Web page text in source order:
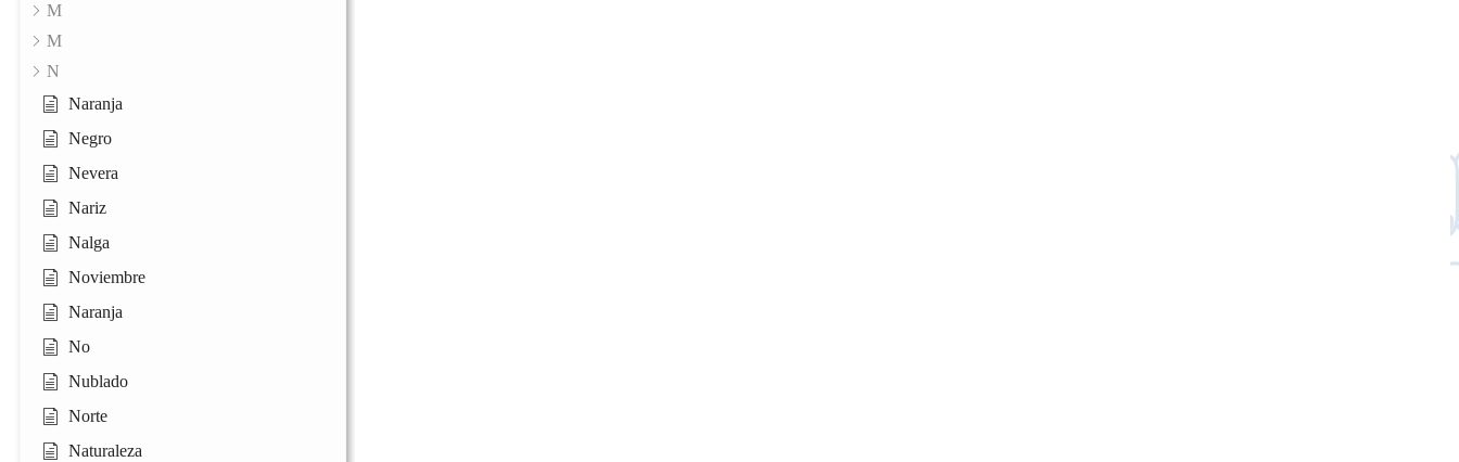
M
M
N
Naranja
Negro
Nevera
Nariz
Nalga
Noviembre
Naranja
No
Nublado
Norte
Naturaleza